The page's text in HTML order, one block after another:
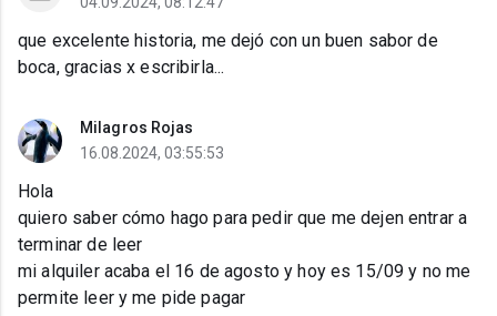
que excelente historia, me dejó con un buen sabor de
boca, gracias x escribirla...
Milagros Rojas
16.08.2024, 03:55:53
Hola
quiero saber cómo hago para pedir que me dejen entrar a
terminar de leer
mi alquiler acaba el 16 de agosto y hoy es 15/09 y no me
permite leer y me pide pagar